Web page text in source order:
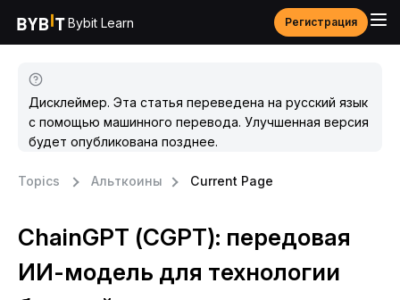
Bybit Learn Регистрация
Дисклеймер. Эта статья переведена на русский язык
с помощью машинного перевода. Улучшенная версия
будет опубликована позднее.
Topics Альткоины Current Page
ChainGPT (CGPT): передовая
ИИ-модель для технологии